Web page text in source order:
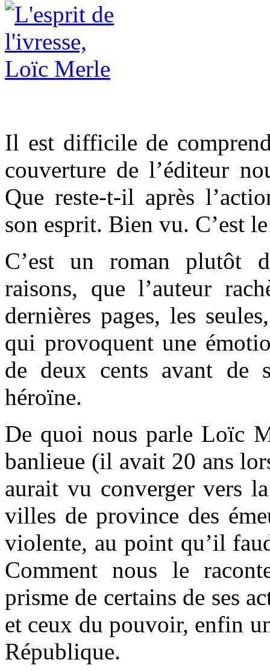
Il est difficile de
couverture de l’éditeur
Que reste-t-il après
son esprit. Bien vu. C’est
C’est un roman plutôt
raisons, que l’auteur
dernières pages, les
qui provoquent une
de deux cents avant de
héroïne.
De quoi nous parle Loïc
banlieue (il avait 20 ans
aurait vu converger vers
villes de province des
violente, au point qu’il
Comment nous le
prisme de certains de ses
et ceux du pouvoir, enfin
République.